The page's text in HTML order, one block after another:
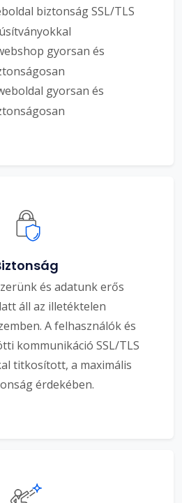
biztonság SSL/TLS
gyorsan és
gyorsan és
és adatunk erős
áll az illetéktelen
A felhasználók és
kommunikáció SSL/TLS
titkosított, a maximális
érdekében.